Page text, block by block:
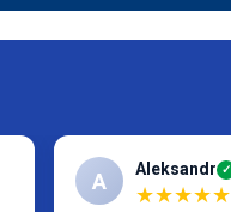
A Aleksandr ✓
★★★★★